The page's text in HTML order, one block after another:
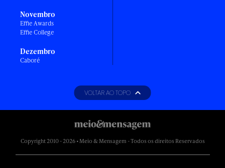
Novembro
Effie Awards
Effie College
Dezembro
Caboré
VOLTAR AO TOPO
Copyright 2010 - 2026 • Meio & Mensagem - Todos os direitos Reservados